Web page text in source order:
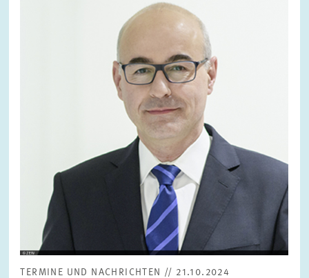
TERMINE UND NACHRICHTEN // 21.10.2024